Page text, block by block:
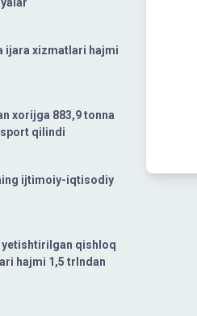
ijara xizmatlari hajmi
xorijga 883,9 tonna
qilindi
ijtimoiy-iqtisodiy
qishloq
hajmi 1,5 trlndan